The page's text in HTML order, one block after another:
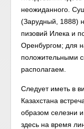
неожиданного.
(Зарудный, 1888)
пизовий Илека и
Оренбургом; для
положительными
располагаем.
Следует иметь в
Казахстана
образом селезни
здесь на время